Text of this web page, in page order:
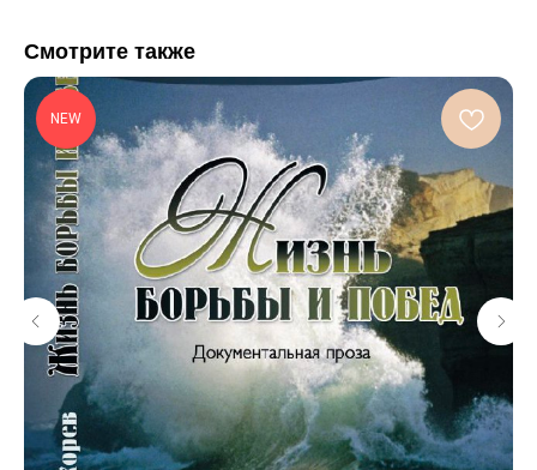
Смотрите также
NEW